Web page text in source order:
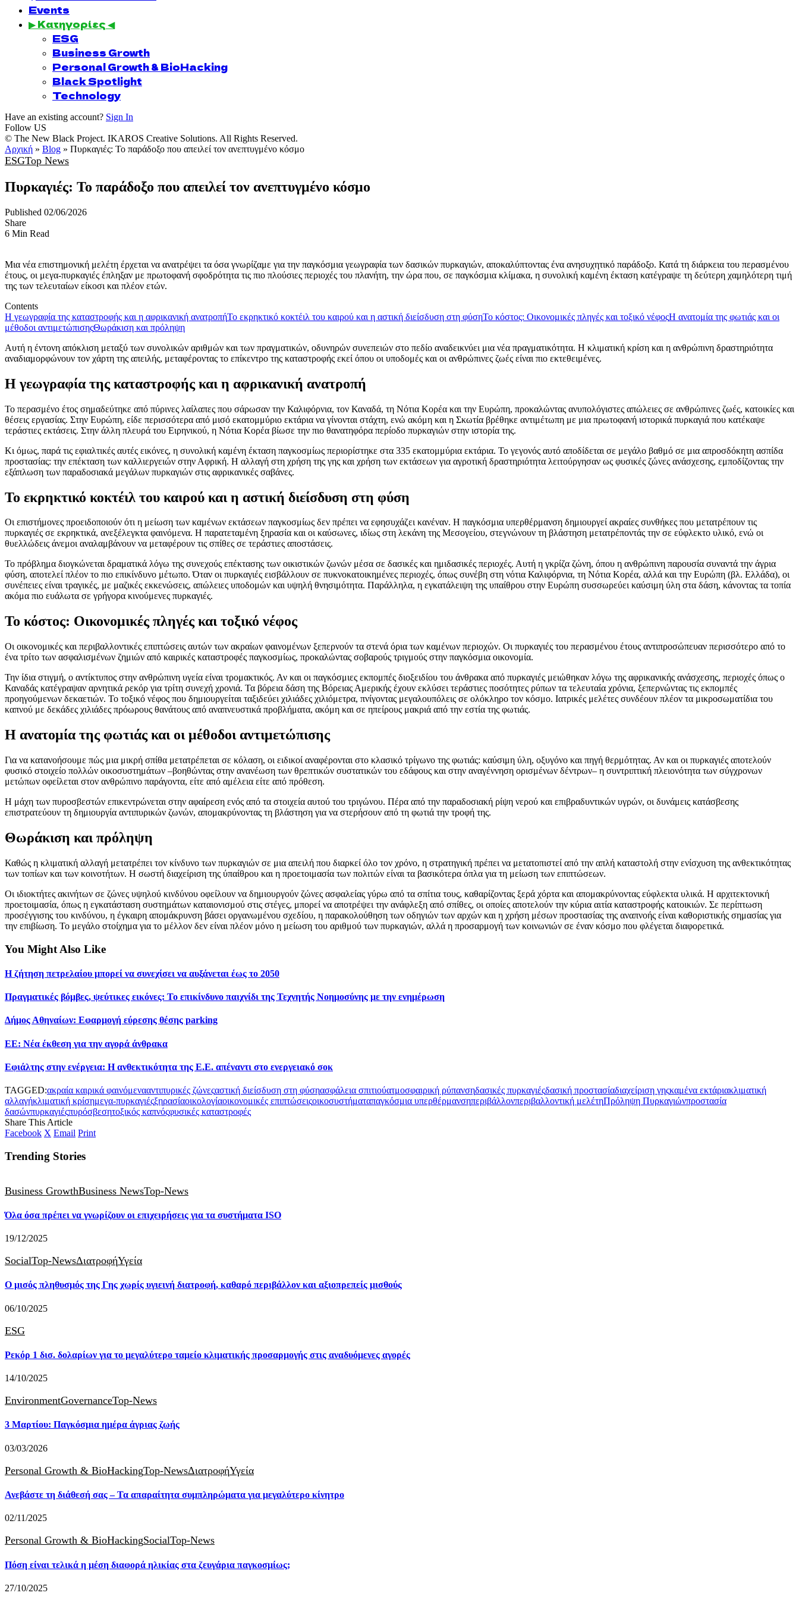
Events
▶ Κατηγορίες ◀
ESG
Business Growth
Personal Growth & BioHacking
Black Spotlight
Technology
Have an existing account? Sign In
Follow US
© The New Black Project. IKAROS Creative Solutions. All Rights Reserved.
Αρχική » Blog » Πυρκαγιές: Το παράδοξο που απειλεί τον ανεπτυγμένο κόσμο
ESGTop News
Πυρκαγιές: Το παράδοξο που απειλεί τον ανεπτυγμένο κόσμο
Published 02/06/2026
Share
6 Min Read
Μια νέα επιστημονική μελέτη έρχεται να ανατρέψει τα όσα γνωρίζαμε για την παγκόσμια γεωγραφία των δασικών πυρκαγιών, αποκαλύπτοντας ένα ανησυχητικό παράδοξο. Κατά τη διάρκεια του περασμένου
έτους, οι μεγα-πυρκαγιές έπληξαν με πρωτοφανή σφοδρότητα τις πιο πλούσιες περιοχές του πλανήτη, την ώρα που, σε παγκόσμια κλίμακα, η συνολική καμένη έκταση κατέγραψε τη δεύτερη χαμηλότερη τιμή
της των τελευταίων είκοσι και πλέον ετών.
Contents
Η γεωγραφία της καταστροφής και η αφρικανική ανατροπήΤο εκρηκτικό κοκτέιλ του καιρού και η αστική διείσδυση στη φύσηΤο κόστος: Οικονομικές πληγές και τοξικό νέφοςΗ ανατομία της φωτιάς και οι
μέθοδοι αντιμετώπισηςΘωράκιση και πρόληψη
Αυτή η έντονη απόκλιση μεταξύ των συνολικών αριθμών και των πραγματικών, οδυνηρών συνεπειών στο πεδίο αναδεικνύει μια νέα πραγματικότητα. Η κλιματική κρίση και η ανθρώπινη δραστηριότητα
αναδιαμορφώνουν τον χάρτη της απειλής, μεταφέροντας το επίκεντρο της καταστροφής εκεί όπου οι υποδομές και οι ανθρώπινες ζωές είναι πιο εκτεθειμένες.
Η γεωγραφία της καταστροφής και η αφρικανική ανατροπή
Το περασμένο έτος σημαδεύτηκε από πύρινες λαίλαπες που σάρωσαν την Καλιφόρνια, τον Καναδά, τη Νότια Κορέα και την Ευρώπη, προκαλώντας ανυπολόγιστες απώλειες σε ανθρώπινες ζωές, κατοικίες και
θέσεις εργασίας. Στην Ευρώπη, είδε περισσότερα από μισό εκατομμύριο εκτάρια να γίνονται στάχτη, ενώ ακόμη και η Σκωτία βρέθηκε αντιμέτωπη με μια πρωτοφανή ιστορικά πυρκαγιά που κατέκαψε
τεράστιες εκτάσεις. Στην άλλη πλευρά του Ειρηνικού, η Νότια Κορέα βίωσε την πιο θανατηφόρα περίοδο πυρκαγιών στην ιστορία της.
Κι όμως, παρά τις εφιαλτικές αυτές εικόνες, η συνολική καμένη έκταση παγκοσμίως περιορίστηκε στα 335 εκατομμύρια εκτάρια. Το γεγονός αυτό αποδίδεται σε μεγάλο βαθμό σε μια απροσδόκητη ασπίδα
προστασίας: την επέκταση των καλλιεργειών στην Αφρική. Η αλλαγή στη χρήση της γης και χρήση των εκτάσεων για αγροτική δραστηριότητα λειτούργησαν ως φυσικές ζώνες ανάσχεσης, εμποδίζοντας την
εξάπλωση των παραδοσιακά μεγάλων πυρκαγιών στις αφρικανικές σαβάνες.
Το εκρηκτικό κοκτέιλ του καιρού και η αστική διείσδυση στη φύση
Οι επιστήμονες προειδοποιούν ότι η μείωση των καμένων εκτάσεων παγκοσμίως δεν πρέπει να εφησυχάζει κανέναν. Η παγκόσμια υπερθέρμανση δημιουργεί ακραίες συνθήκες που μετατρέπουν τις
πυρκαγιές σε εκρηκτικά, ανεξέλεγκτα φαινόμενα. Η παρατεταμένη ξηρασία και οι καύσωνες, ιδίως στη λεκάνη της Μεσογείου, στεγνώνουν τη βλάστηση μετατρέποντάς την σε εύφλεκτο υλικό, ενώ οι
θυελλώδεις άνεμοι αναλαμβάνουν να μεταφέρουν τις σπίθες σε τεράστιες αποστάσεις.
Το πρόβλημα διογκώνεται δραματικά λόγω της συνεχούς επέκτασης των οικιστικών ζωνών μέσα σε δασικές και ημιδασικές περιοχές. Αυτή η γκρίζα ζώνη, όπου η ανθρώπινη παρουσία συναντά την άγρια
φύση, αποτελεί πλέον το πιο επικίνδυνο μέτωπο. Όταν οι πυρκαγιές εισβάλλουν σε πυκνοκατοικημένες περιοχές, όπως συνέβη στη νότια Καλιφόρνια, τη Νότια Κορέα, αλλά και την Ευρώπη (βλ. Ελλάδα), οι
συνέπειες είναι τραγικές, με μαζικές εκκενώσεις, απώλειες υποδομών και υψηλή θνησιμότητα. Παράλληλα, η εγκατάλειψη της υπαίθρου στην Ευρώπη συσσωρεύει καύσιμη ύλη στα δάση, κάνοντας τα τοπία
ακόμα πιο ευάλωτα σε γρήγορα κινούμενες πυρκαγιές.
Το κόστος: Οικονομικές πληγές και τοξικό νέφος
Οι οικονομικές και περιβαλλοντικές επιπτώσεις αυτών των ακραίων φαινομένων ξεπερνούν τα στενά όρια των καμένων περιοχών. Οι πυρκαγιές του περασμένου έτους αντιπροσώπευαν περισσότερο από το
ένα τρίτο των ασφαλισμένων ζημιών από καιρικές καταστροφές παγκοσμίως, προκαλώντας σοβαρούς τριγμούς στην παγκόσμια οικονομία.
Την ίδια στιγμή, ο αντίκτυπος στην ανθρώπινη υγεία είναι τρομακτικός. Αν και οι παγκόσμιες εκπομπές διοξειδίου του άνθρακα από πυρκαγιές μειώθηκαν λόγω της αφρικανικής ανάσχεσης, περιοχές όπως ο
Καναδάς κατέγραψαν αρνητικά ρεκόρ για τρίτη συνεχή χρονιά. Τα βόρεια δάση της Βόρειας Αμερικής έχουν εκλύσει τεράστιες ποσότητες ρύπων τα τελευταία χρόνια, ξεπερνώντας τις εκπομπές
προηγούμενων δεκαετιών. Το τοξικό νέφος που δημιουργείται ταξιδεύει χιλιάδες χιλιόμετρα, πνίγοντας μεγαλουπόλεις σε ολόκληρο τον κόσμο. Ιατρικές μελέτες συνδέουν πλέον τα μικροσωματίδια του
καπνού με δεκάδες χιλιάδες πρόωρους θανάτους από αναπνευστικά προβλήματα, ακόμη και σε ηπείρους μακριά από την εστία της φωτιάς.
Η ανατομία της φωτιάς και οι μέθοδοι αντιμετώπισης
Για να κατανοήσουμε πώς μια μικρή σπίθα μετατρέπεται σε κόλαση, οι ειδικοί αναφέρονται στο κλασικό τρίγωνο της φωτιάς: καύσιμη ύλη, οξυγόνο και πηγή θερμότητας. Αν και οι πυρκαγιές αποτελούν
φυσικό στοιχείο πολλών οικοσυστημάτων –βοηθώντας στην ανανέωση των θρεπτικών συστατικών του εδάφους και στην αναγέννηση ορισμένων δέντρων– η συντριπτική πλειονότητα των σύγχρονων
μετώπων οφείλεται στον ανθρώπινο παράγοντα, είτε από αμέλεια είτε από πρόθεση.
Η μάχη των πυροσβεστών επικεντρώνεται στην αφαίρεση ενός από τα στοιχεία αυτού του τριγώνου. Πέρα από την παραδοσιακή ρίψη νερού και επιβραδυντικών υγρών, οι δυνάμεις κατάσβεσης
επιστρατεύουν τη δημιουργία αντιπυρικών ζωνών, απομακρύνοντας τη βλάστηση για να στερήσουν από τη φωτιά την τροφή της.
Θωράκιση και πρόληψη
Καθώς η κλιματική αλλαγή μετατρέπει τον κίνδυνο των πυρκαγιών σε μια απειλή που διαρκεί όλο τον χρόνο, η στρατηγική πρέπει να μετατοπιστεί από την απλή καταστολή στην ενίσχυση της ανθεκτικότητας
των τοπίων και των κοινοτήτων. Η σωστή διαχείριση της ύπαίθρου και η προετοιμασία των πολιτών είναι τα βασικότερα όπλα για τη μείωση των επιπτώσεων.
Οι ιδιοκτήτες ακινήτων σε ζώνες υψηλού κινδύνου οφείλουν να δημιουργούν ζώνες ασφαλείας γύρω από τα σπίτια τους, καθαρίζοντας ξερά χόρτα και απομακρύνοντας εύφλεκτα υλικά. Η αρχιτεκτονική
προετοιμασία, όπως η εγκατάσταση συστημάτων καταιονισμού στις στέγες, μπορεί να αποτρέψει την ανάφλεξη από σπίθες, οι οποίες αποτελούν την κύρια αιτία καταστροφής κατοικιών. Σε περίπτωση
προσέγγισης του κινδύνου, η έγκαιρη απομάκρυνση βάσει οργανωμένου σχεδίου, η παρακολούθηση των οδηγιών των αρχών και η χρήση μέσων προστασίας της αναπνοής είναι καθοριστικής σημασίας για
την επιβίωση. Το μεγάλο στοίχημα για το μέλλον δεν είναι πλέον μόνο η μείωση του αριθμού των πυρκαγιών, αλλά η προσαρμογή των κοινωνιών σε έναν κόσμο που φλέγεται διαφορετικά.
You Might Also Like
Η ζήτηση πετρελαίου μπορεί να συνεχίσει να αυξάνεται έως το 2050
Πραγματικές βόμβες, ψεύτικες εικόνες: Το επικίνδυνο παιχνίδι της Τεχνητής Νοημοσύνης με την ενημέρωση
Δήμος Αθηναίων: Εφαρμογή εύρεσης θέσης parking
ΕΕ: Νέα έκθεση για την αγορά άνθρακα
Εφιάλτης στην ενέργεια: Η ανθεκτικότητα της Ε.Ε. απέναντι στο ενεργειακό σοκ
TAGGED:ακραία καιρικά φαινόμενααντιπυρικές ζώνεςαστική διείσδυση στη φύσηασφάλεια σπιτιούατμοσφαιρική ρύπανσηδασικές πυρκαγιέςδασική προστασίαδιαχείριση γηςκαμένα εκτάριακλιματική
αλλαγήκλιματική κρίσημεγα-πυρκαγιέςξηρασίαοικολογίαοικονομικές επιπτώσειςοικοσυστήματαπαγκόσμια υπερθέρμανσηπεριβάλλονπεριβαλλοντική μελέτηΠρόληψη Πυρκαγιώνπροστασία
δασώνπυρκαγιέςπυρόσβεσητοξικός καπνόςφυσικές καταστροφές
Share This Article
Facebook X Email Print
Trending Stories
Business GrowthBusiness NewsTop-News
Όλα όσα πρέπει να γνωρίζουν οι επιχειρήσεις για τα συστήματα ISO
19/12/2025
SocialTop-NewsΔιατροφήΥγεία
Ο μισός πληθυσμός της Γης χωρίς υγιεινή διατροφή, καθαρό περιβάλλον και αξιοπρεπείς μισθούς
06/10/2025
ESG
Ρεκόρ 1 δισ. δολαρίων για το μεγαλύτερο ταμείο κλιματικής προσαρμογής στις αναδυόμενες αγορές
14/10/2025
EnvironmentGovernanceTop-News
3 Μαρτίου: Παγκόσμια ημέρα άγριας ζωής
03/03/2026
Personal Growth & BioHackingTop-NewsΔιατροφήΥγεία
Ανεβάστε τη διάθεσή σας – Τα απαραίτητα συμπληρώματα για μεγαλύτερο κίνητρο
02/11/2025
Personal Growth & BioHackingSocialTop-News
Πόση είναι τελικά η μέση διαφορά ηλικίας στα ζευγάρια παγκοσμίως;
27/10/2025